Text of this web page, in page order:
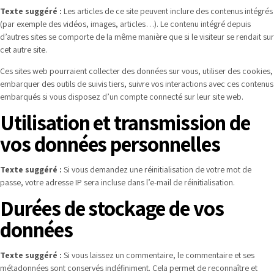
Texte suggéré : Les articles de ce site peuvent inclure des contenus intégrés
(par exemple des vidéos, images, articles…). Le contenu intégré depuis
d’autres sites se comporte de la même manière que si le visiteur se rendait sur
cet autre site.
Ces sites web pourraient collecter des données sur vous, utiliser des cookies,
embarquer des outils de suivis tiers, suivre vos interactions avec ces contenus
embarqués si vous disposez d’un compte connecté sur leur site web.
Utilisation et transmission de
vos données personnelles
Texte suggéré : Si vous demandez une réinitialisation de votre mot de
passe, votre adresse IP sera incluse dans l’e-mail de réinitialisation.
Durées de stockage de vos
données
Texte suggéré : Si vous laissez un commentaire, le commentaire et ses
métadonnées sont conservés indéfiniment. Cela permet de reconnaître et